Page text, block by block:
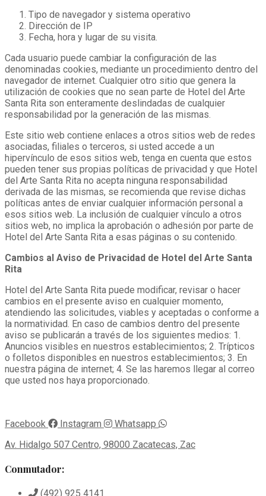
Tipo de navegador y sistema operativo
Dirección de IP
Fecha, hora y lugar de su visita.
Cada usuario puede cambiar la configuración de las
denominadas cookies, mediante un procedimiento dentro del
navegador de internet. Cualquier otro sitio que genera la
utilización de cookies que no sean parte de Hotel del Arte
Santa Rita son enteramente deslindadas de cualquier
responsabilidad por la generación de las mismas.
Este sitio web contiene enlaces a otros sitios web de redes
asociadas, filiales o terceros, si usted accede a un
hipervínculo de esos sitios web, tenga en cuenta que estos
pueden tener sus propias políticas de privacidad y que Hotel
del Arte Santa Rita no acepta ninguna responsabilidad
derivada de las mismas, se recomienda que revise dichas
políticas antes de enviar cualquier información personal a
esos sitios web. La inclusión de cualquier vínculo a otros
sitios web, no implica la aprobación o adhesión por parte de
Hotel del Arte Santa Rita a esas páginas o su contenido.
Cambios al Aviso de Privacidad de Hotel del Arte Santa
Rita
Hotel del Arte Santa Rita puede modificar, revisar o hacer
cambios en el presente aviso en cualquier momento,
atendiendo las solicitudes, viables y aceptadas o conforme a
la normatividad. En caso de cambios dentro del presente
aviso se publicarán a través de los siguientes medios: 1.
Anuncios visibles en nuestros establecimientos; 2. Trípticos
o folletos disponibles en nuestros establecimientos; 3. En
nuestra página de internet; 4. Se las haremos llegar al correo
que usted nos haya proporcionado.
Facebook Instagram
Whatsapp
Av. Hidalgo 507 Centro, 98000 Zacatecas, Zac
Conmutador:
(492) 925 4141